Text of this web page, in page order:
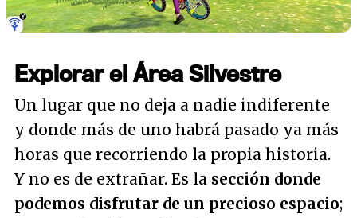
Explorar el Área Silvestre
Un lugar que no deja a nadie indiferente
y donde más de uno habrá pasado ya más
horas que recorriendo la propia historia.
Y no es de extrañar. Es la sección donde
podemos disfrutar de un precioso espacio;